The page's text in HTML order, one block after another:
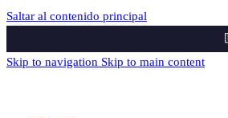
Saltar al contenido principal
Skip to navigation Skip to main content